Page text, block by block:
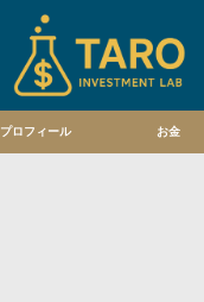
プロフィール お金